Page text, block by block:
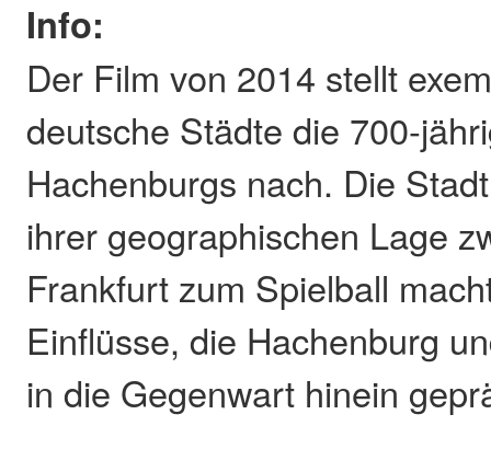
Info:
Der Film von 2014 stellt
deutsche Städte die 700-
Hachenburgs nach. Die
ihrer geographischen Lage
Frankfurt zum Spielball
Einflüsse, die Hachenburg
in die Gegenwart hinein